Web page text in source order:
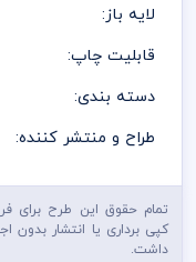
لایه باز:
قابلیت چاپ:
دسته بندی:
طراح و منتشر کننده:
کپی برداری یا انتشار بدون
داشت.